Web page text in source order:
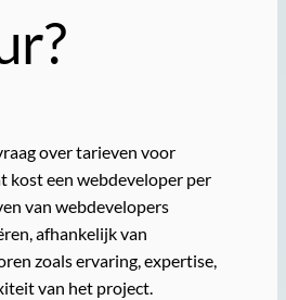
over tarieven voor
kost een webdeveloper per
van webdevelopers
afhankelijk van
zoals ervaring, expertise,
van het project.